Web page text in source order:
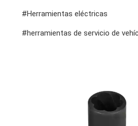
#Herramientas eléctricas
#herramientas de servicio de
#herramientas de fluidos